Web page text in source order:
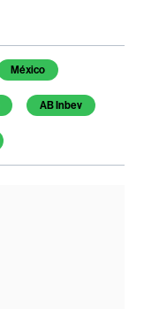
México
AB Inbev